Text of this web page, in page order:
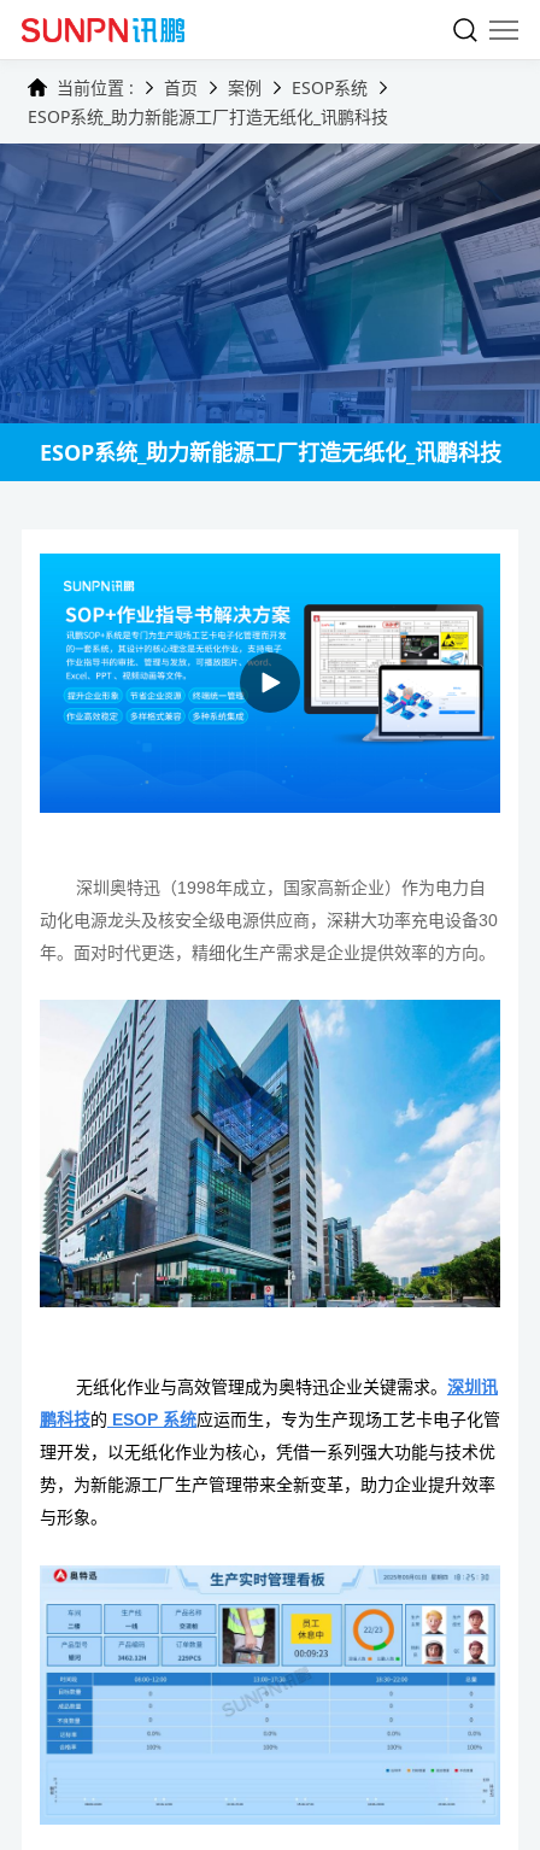
当前位置 : 首页 案例
ESOP系统
ESOP系统_助力新能源工厂打造无纸化_讯鹏科技
ESOP系统_助力新能源工厂打造无纸化_讯鹏科技
深圳奥特迅（1998年成立，国家高新企业）作为电力自
动化电源龙头及核安全级电源供应商，深耕大功率充电设备30
年。面对时代更迭，精细化生产需求是企业提供效率的方向。
无纸化作业与高效管理成为奥特迅企业关键需求。 深圳讯
鹏科技的 ESOP 系统应运而生，专为生产现场工艺卡电子化管
理开发，以无纸化作业为核心，凭借一系列强大功能与技术优
势，为新能源工厂生产管理带来全新变革，助力企业提升效率
与形象。